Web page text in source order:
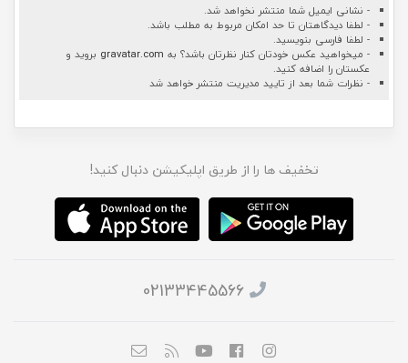
- نشانی ایمیل شما منتشر نخواهد شد.
- لطفا دیدگاهتان تا حد امکان مربوط به مطلب باشد.
- لطفا فارسی بنویسید.
- میخواهید عکس خودتان کنار نظرتان باشد؟ به gravatar.com بروید و
عکستان را اضافه کنید.
- نظرات شما بعد از تایید مدیریت منتشر خواهد شد
تخفیف ها را از طریق اپلیکیشن دنبال کنید!
02133445566